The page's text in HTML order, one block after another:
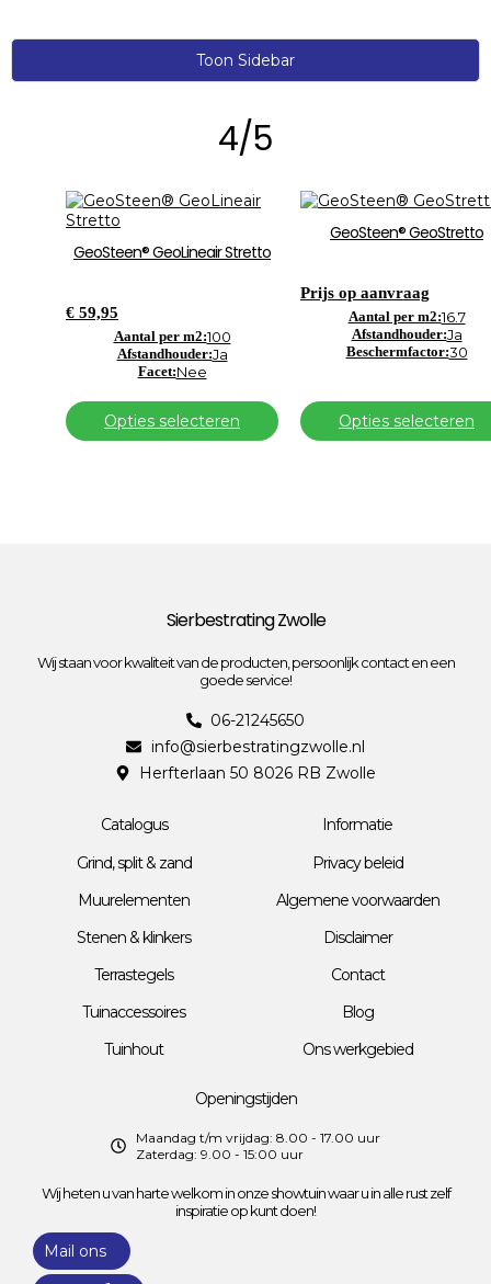
Toon Sidebar
4/5
GeoSteen® GeoLineair Stretto
€ 59,95
Aantal per m2:100
Afstandhouder:Ja
Facet:Nee
Opties selecteren
GeoSteen® GeoStretto
Prijs op aanvraag
Aantal per m2:16.7
Afstandhouder:Ja
Beschermfactor:30
Opties selecteren
Sierbestrating Zwolle
Wij staan voor kwaliteit van de producten, persoonlijk contact en een
goede service!
06-21245650
info@sierbestratingzwolle.nl
Herfterlaan 50 8026 RB Zwolle
Catalogus
Grind, split & zand
Muurelementen
Stenen & klinkers
Terrastegels
Tuinaccessoires
Tuinhout
Informatie
Privacy beleid
Algemene voorwaarden
Disclaimer
Contact
Blog
Ons werkgebied
Openingstijden
Maandag t/m vrijdag: 8.00 - 17.00 uur
Zaterdag: 9.00 - 15:00 uur
Wij heten u van harte welkom in onze showtuin waar u in alle rust zelf
inspiratie op kunt doen!
Mail ons